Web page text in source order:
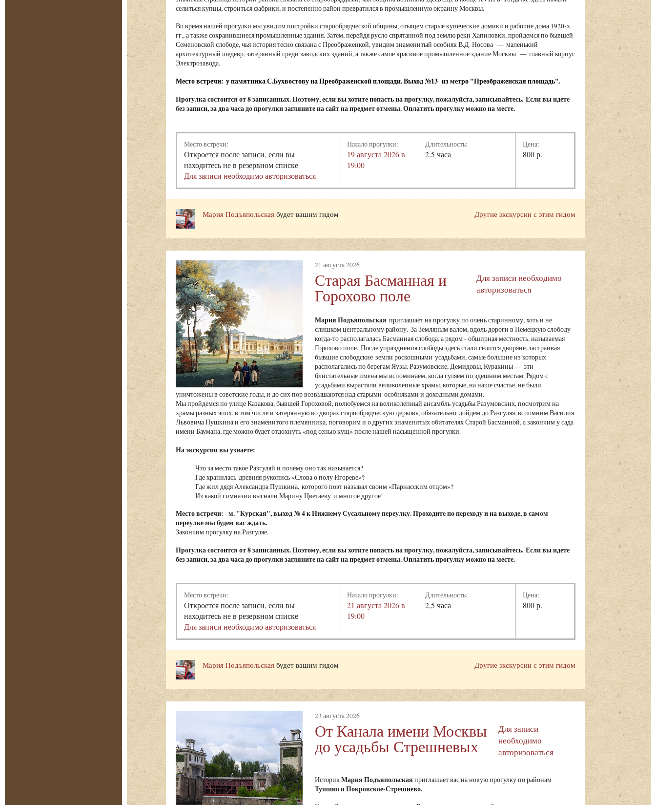
селиться купцы, строиться фабрики, и постепенно район превратился в промышленную окраину Москвы.
Во время нашей прогулки мы увидим постройки старообрядческой общины, отыщем старые купеческие домики и рабочие дома 1920-х
гг., а также сохранившиеся промышленные здания. Затем, перейдя русло спрятанной под землю реки Хапиловки, пройдемся по бывшей
Семеновской слободе, чья история тесно связана с Преображенкой, увидим знаменитый особняк В.Д. Носова — маленький
архитектурный шедевр, затерянный среди заводских зданий, а также самое красивое промышленное здание Москвы — главный корпус
Электрозавода.
Место встречи: у памятника С.Бухвостову на Преображенской площади. Выход №13 из метро "Преображенская площадь".
Прогулка состоится от 8 записанных. Поэтому, если вы хотите попасть на прогулку, пожалуйста, записывайтесь. Если вы идете
без записи, за два часа до прогулки загляните на сайт на предмет отмены. Оплатить прогулку можно на месте.
Место встречи:
Откроется после записи, если вы
находитесь не в резервном списке
Для записи необходимо авторизоваться
Начало прогулки:
19 августа 2026 в
19:00
Длительность:
2.5 часа
Цена:
800 р.
Другие экскурсии с этим гидом
Мария Подъяпольская будет вашим гидом
21 августа 2026
Старая Басманная и
Горохово поле
Для записи необходимо
авторизоваться
Мария Подъяпольская приглашает на прогулку по очень старинному, хоть и не
слишком центральному району. За Земляным валом, вдоль дороги в Немецкую слободу
когда-то располагалась Басманная слобода, а рядом - обширная местность, называемая
Горохово поле. После упразднения слободы здесь стали селится дворяне, застраивая
бывшие слободские земли роскошными усадьбами, самые большие из которых
располагались по берегам Яузы. Разумовские, Демидовы, Куракины — эти
блистательные имена мы вспоминаем, когда гуляем по здешним местам. Рядом с
усадьбами вырастали великолепные храмы, которые, на наше счастье, не были
уничтожены в советские годы, и до сих пор возвышаются над старыми особняками и доходными домами.
Мы пройдемся по улице Казакова, бывшей Гороховой, полюбуемся на великолепный ансамбль усадьбы Разумовских, посмотрим на
храмы разных эпох, в том числе и затерянную во дворах старообрядческую церковь, обязательно дойдем до Разгуляя, вспомним Василия
Львовича Пушкина и его знаменитого племянника, поговорим и о других знаменитых обитателях Старой Басманной, а закончим у сада
имени Баумана, где можно будет отдохнуть «под сенью кущ» после нашей насыщенной прогулки.
На экскурсии вы узнаете:
Что за место такое Разгуляй и почему оно так называется?
Где хранилась древняя рукопись «Слова о полу Игореве»?
Где жил дядя Александра Пушкина, которого поэт называл своим «Парнасским отцом»?
Из какой гимназии выгнали Марину Цветаеву и многое другое!
Место встречи: м. "Курская", выход № 4 к Нижнему Сусальному переулку. Проходите по переходу и на выходе, в самом
переулке мы будем вас ждать.
Закончим прогулку на Разгуляе.
Прогулка состоится от 8 записанных. Поэтому, если вы хотите попасть на прогулку, пожалуйста, записывайтесь. Если вы идете
без записи, за два часа до прогулки загляните на сайт на предмет отмены. Оплатить прогулку можно на месте.
Место встречи:
Откроется после записи, если вы
находитесь не в резервном списке
Для записи необходимо авторизоваться
Начало прогулки:
21 августа 2026 в
19:00
Длительность:
2,5 часа
Цена:
800 р.
Другие экскурсии с этим гидом
Мария Подъяпольская будет вашим гидом
23 августа 2026
От Канала имени Москвы
до усадьбы Стрешневых
Для записи
необходимо
авторизоваться
ИсторикМария Подъяпольская приглашает вас на новую прогулку по районам
Тушино и Покровское-Стрешнево.